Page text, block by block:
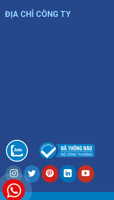
ĐỊA CHỈ CÔNG TY